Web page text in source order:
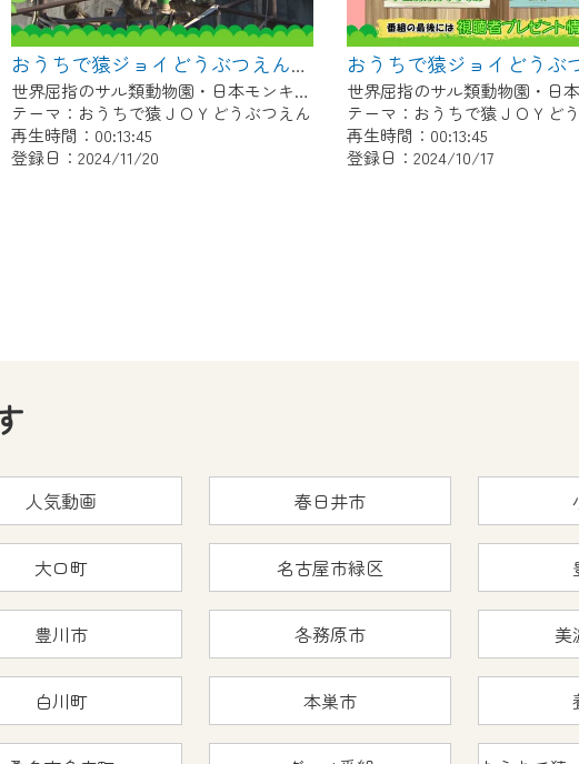
おうちで猿ジョイどうぶつえん～ワオキツネザル～（2024年10月16日初回放送）
世界屈指のサル類動物園・日本モンキーセンター協力の親子で学べる動物番組。
テーマ：おうちで猿ＪＯＹどうぶつえん
再生時間：00:13:45
登録日：2024/11/20
テーマ：おうちで猿ＪＯＹど
再生時間：00:13:45
登録日：2024/10/17
人気動画 春日井市
大口町 名古屋市緑区
豊川市 各務原市 美
白川町 本巣市